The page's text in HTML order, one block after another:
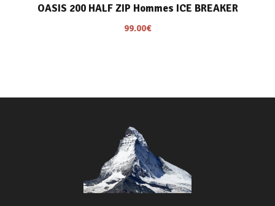
OASIS 200 HALF ZIP Hommes ICE BREAKER
99.00€